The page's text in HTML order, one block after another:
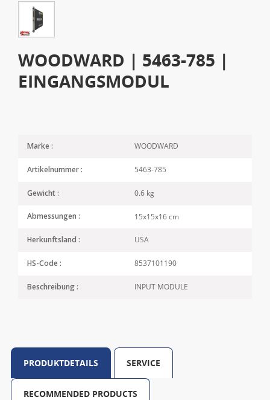
WOODWARD | 5463-785 |
EINGANGSMODUL
Marke : WOODWARD
Artikelnummer : 5463-785
Gewicht : 0.6 kg
Abmessungen : 15x15x16 cm
Herkunftsland : USA
HS-Code : 8537101190
Beschreibung : INPUT MODULE
PRODUKTDETAILS SERVICE
RECOMMENDED PRODUCTS